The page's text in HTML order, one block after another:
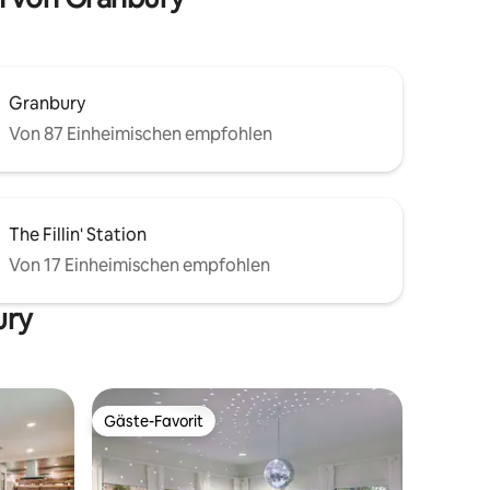
Granbury
Von 87 Einheimischen empfohlen
The Fillin' Station
Von 17 Einheimischen empfohlen
Gäste-Favorit
Gäste-Favorit